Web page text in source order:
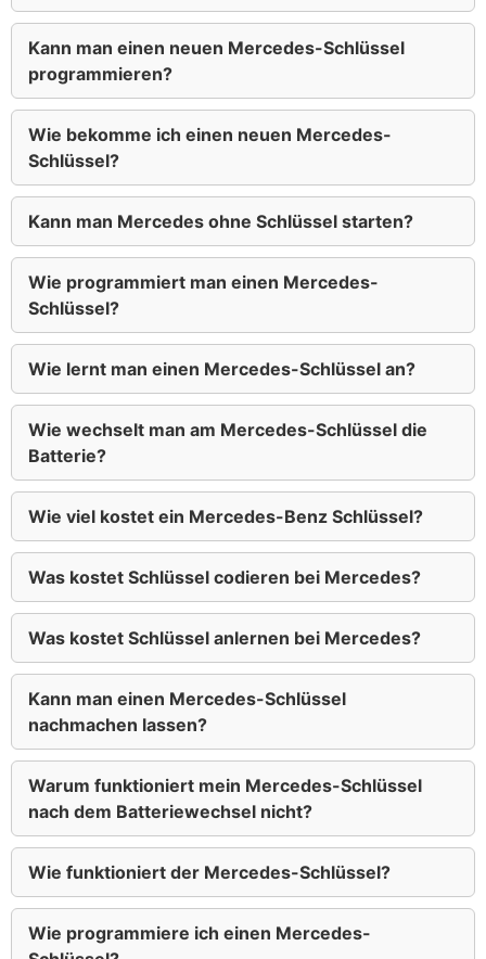
Kann man einen neuen Mercedes-Schlüssel
programmieren?
Wie bekomme ich einen neuen Mercedes-
Schlüssel?
Kann man Mercedes ohne Schlüssel starten?
Wie programmiert man einen Mercedes-
Schlüssel?
Wie lernt man einen Mercedes-Schlüssel an?
Wie wechselt man am Mercedes-Schlüssel die
Batterie?
Wie viel kostet ein Mercedes-Benz Schlüssel?
Was kostet Schlüssel codieren bei Mercedes?
Was kostet Schlüssel anlernen bei Mercedes?
Kann man einen Mercedes-Schlüssel
nachmachen lassen?
Warum funktioniert mein Mercedes-Schlüssel
nach dem Batteriewechsel nicht?
Wie funktioniert der Mercedes-Schlüssel?
Wie programmiere ich einen Mercedes-